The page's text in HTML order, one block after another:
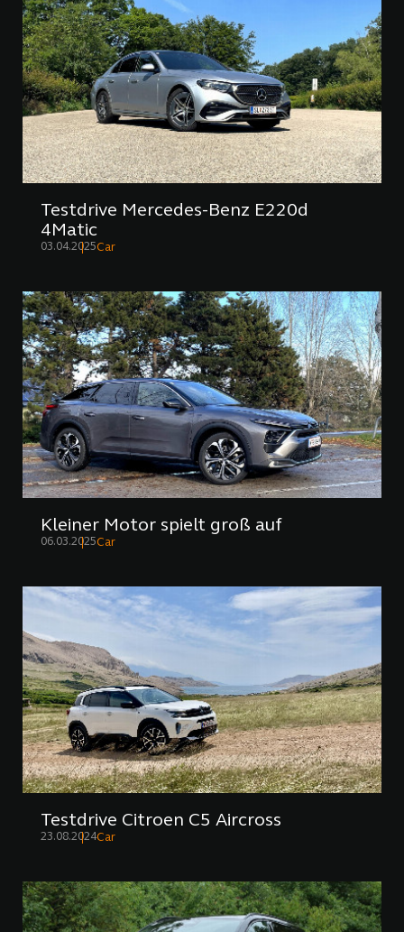
Testdrive Mercedes-Benz E220d
4Matic
03.04.2025Car
Kleiner Motor spielt groß auf
06.03.2025Car
Testdrive Citroen C5 Aircross
23.08.2024Car